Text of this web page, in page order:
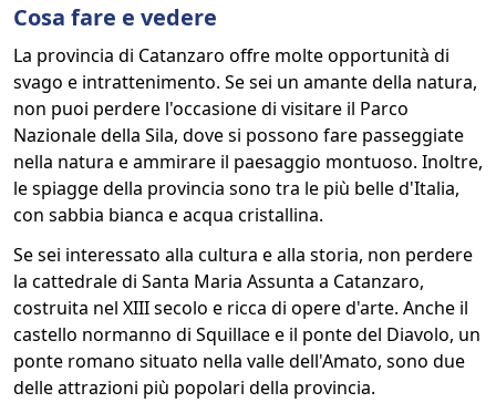
Cosa fare e vedere
La provincia di Catanzaro offre molte opportunità di
svago e intrattenimento. Se sei un amante della natura,
non puoi perdere l'occasione di visitare il Parco
Nazionale della Sila, dove si possono fare passeggiate
nella natura e ammirare il paesaggio montuoso. Inoltre,
le spiagge della provincia sono tra le più belle d'Italia,
con sabbia bianca e acqua cristallina.
Se sei interessato alla cultura e alla storia, non perdere
la cattedrale di Santa Maria Assunta a Catanzaro,
costruita nel XIII secolo e ricca di opere d'arte. Anche il
castello normanno di Squillace e il ponte del Diavolo, un
ponte romano situato nella valle dell'Amato, sono due
delle attrazioni più popolari della provincia.